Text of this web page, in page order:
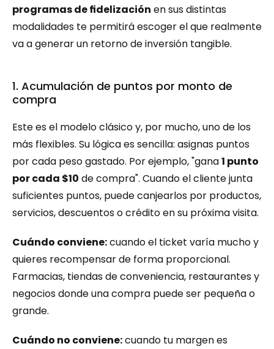
programas de fidelización en sus distintas
modalidades te permitirá escoger el que realmente
va a generar un retorno de inversión tangible.
1. Acumulación de puntos por monto de
compra
Este es el modelo clásico y, por mucho, uno de los
más flexibles. Su lógica es sencilla: asignas puntos
por cada peso gastado. Por ejemplo, "gana 1 punto
por cada $10 de compra". Cuando el cliente junta
suficientes puntos, puede canjearlos por productos,
servicios, descuentos o crédito en su próxima visita.
Cuándo conviene: cuando el ticket varía mucho y
quieres recompensar de forma proporcional.
Farmacias, tiendas de conveniencia, restaurantes y
negocios donde una compra puede ser pequeña o
grande.
Cuándo no conviene: cuando tu margen es